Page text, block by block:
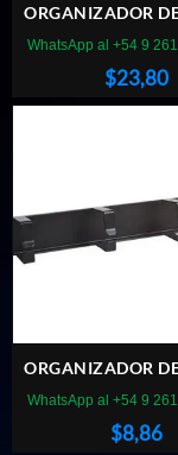
ORGANIZADOR
DOBLE
$23,80
WhatsApp al +54 9
ORGANIZADOR
1U
$8,86
WhatsApp al +54 9